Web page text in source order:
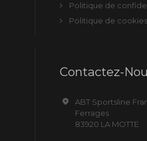
Politique de
Politique de cookies
Contactez-
ABT Sportsline
Ferrages
83920 LA MOTTE